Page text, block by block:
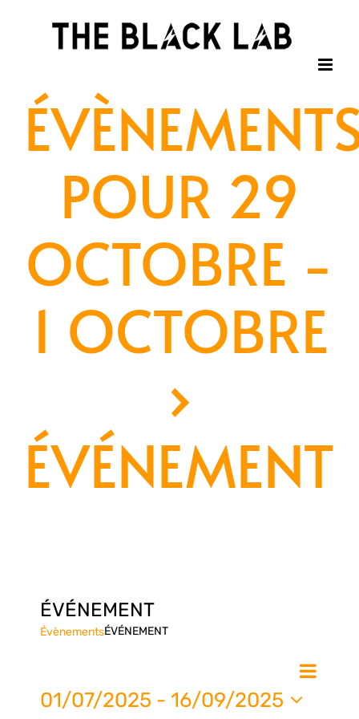
POUR 29
OCTOBRE -
1 OCTOBRE
›
ÉVÉNEMENT
ÉVÉNEMENT
ÉvènementsÉVÉNEMENT
Liste
01/07/2025 - 16/09/2025